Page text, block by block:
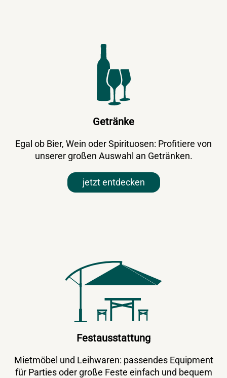
Getränke
Egal ob Bier, Wein oder Spirituosen: Profitiere von
unserer großen Auswahl an Getränken.
jetzt entdecken
Festausstattung
Mietmöbel und Leihwaren: passendes Equipment
für Parties oder große Feste einfach und bequem